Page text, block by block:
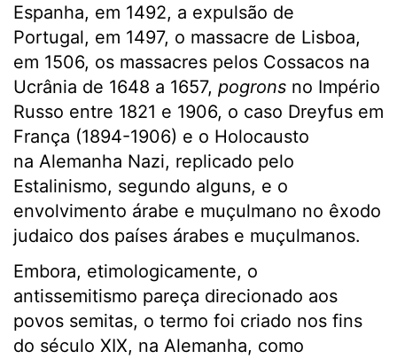
Espanha, em 1492, a expulsão de
Portugal, em 1497, o massacre de Lisboa,
em 1506, os massacres pelos Cossacos na
Ucrânia de 1648 a 1657, pogrons no Império
Russo entre 1821 e 1906, o caso Dreyfus em
França (1894-1906) e o Holocausto
na Alemanha Nazi, replicado pelo
Estalinismo, segundo alguns, e o
envolvimento árabe e muçulmano no êxodo
judaico dos países árabes e muçulmanos.
Embora, etimologicamente, o
antissemitismo pareça direcionado aos
povos semitas, o termo foi criado nos fins
do século XIX, na Alemanha, como